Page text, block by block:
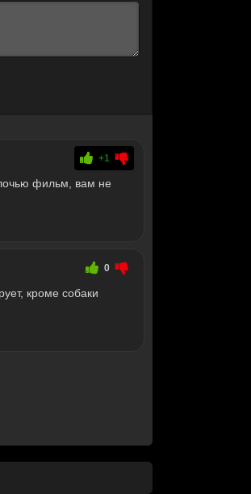
+1
фильм, вам не
0
кроме собаки